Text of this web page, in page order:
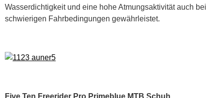
Wasserdichtigkeit und eine hohe Atmungsaktivität auch bei
schwierigen Fahrbedingungen gewährleistet.
Five Ten Freerider Pro Primeblue MTB Schuh